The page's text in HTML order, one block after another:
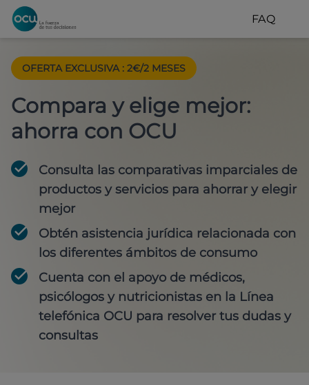
FAQ
OFERTA EXCLUSIVA : 2€/2 MESES
Compara y elige mejor:
ahorra con OCU
Consulta las comparativas imparciales de
productos y servicios para ahorrar y elegir
mejor
Obtén asistencia jurídica relacionada con
los diferentes ámbitos de consumo
Cuenta con el apoyo de médicos,
psicólogos y nutricionistas en la Línea
telefónica OCU para resolver tus dudas y
consultas